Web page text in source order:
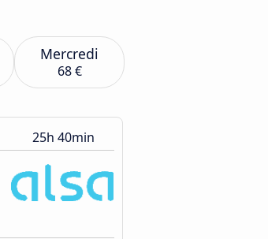
Mercredi
68 €
25h 40min